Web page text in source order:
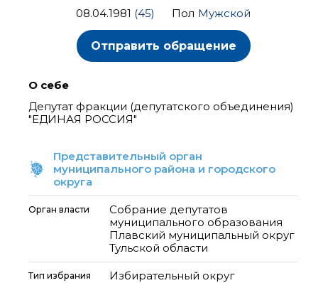
08.04.1981 (45) Пол Мужской
Отправить обращение
О себе
Депутат фракции (депутатского объединения)
"ЕДИНАЯ РОССИЯ"
Представительный орган
муниципального района и городского
округа
Орган власти
Собрание депутатов
муниципального образования
Плавский муниципальный округ
Тульской области
Тип избрания Избирательный округ